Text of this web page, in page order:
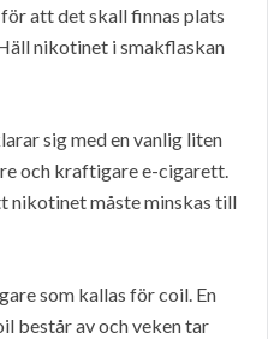
att det skall finnas plats
nikotinet i smakflaskan
sig med en vanlig liten
och kraftigare e-cigarett.
nikotinet måste minskas till
som kallas för coil. En
består av och veken tar